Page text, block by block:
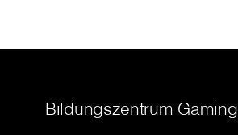
Bildungszentrum Gaming